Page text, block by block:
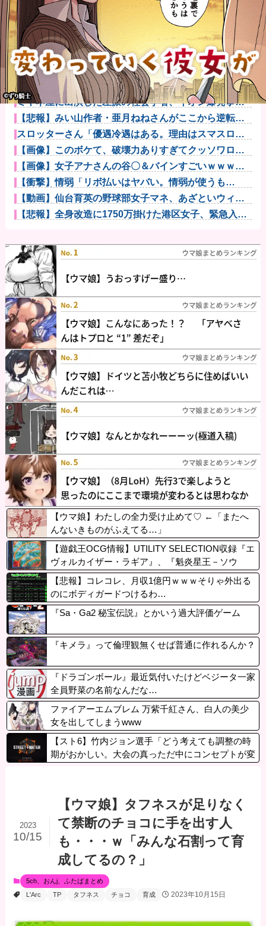
【画像】コスプレイヤーが死ぬ気で痩せた結果ｗｗｗ
ｗ
【衝撃】クルタ族虐 殺の犯人、ツェリードニヒで確
定！クロロの...
【動画】大阪府警に射殺されたオッサン、めちゃめち
ゃ苦しそうに...
町の弁当屋「申し訳ないが消費税1%になったらその分
商品代を値...
【イオンモール熊本】福岡酸素「配管が損傷しガス漏
れ、着火した...
中日ドラゴンズ、Aクラスまで3ゲーム差
wwwwwwwww他
ミヤネ屋に出演した左派の社会学者、イオン爆発事故
の例のテナン...
【悲報】みい山作者・亜月ねねさんがここから逆転す
る方法・・・...
スロッターさん「優遇冷遇はある。理由はスマスロだ
から、これだ...
【画像】このボケて、破壊力ありすぎてクッソワロタ
ｗｗｗｗｗｗ...
【画像】女子アナさんの谷〇＆バインすごいｗｗｗｗ
他
【衝撃】情弱「リボ払いはヤバい。情弱が使うも
の」 情強「リボ...
【動画】仙台育英の野球部女子マネ、あざといウィン
クでお前らの...
【悲報】全身改造に1750万掛けた港区女子、緊急入院
【ウマ娘】わたしの全力受け止めて♡ ←「またへ
んないきものがふえてる…」
【遊戯王OCG情報】UTILITY SELECTION収録『エ
ヴォルカイザー・ラギア』、『魁炎星王－ソウ
コ』、『トーテムバード』実物画像
【悲報】コレコレ、月収1億円ｗｗｗそりゃ外出る
のにボディガードつけるわ…
『Sa・Ga2 秘宝伝説』とかいう過大評価ゲーム
『キメラ』って倫理観無くせば普通に作れるんか？
『ドラゴンボール』最近気付いたけどベジータ一家
全員野菜の名前なんだな…
ファイアーエムブレム 万紫千紅さん、白人の美少
女を出してしまうwww
【スト6】竹内ジョン選手「どう考えても調整の時
期がおかしい。大会の真っただ中にコンセプトが変
【ウマ娘】タフネスが足りなく
て禁断のチョコに手を出す人
も・・・ｗ「みんな石割って育
成してるの？」
2023
10/15
5ch、おんj、ふたばまとめ
L'Arc
TP タフネス チョコ 育成 2023年10月15日